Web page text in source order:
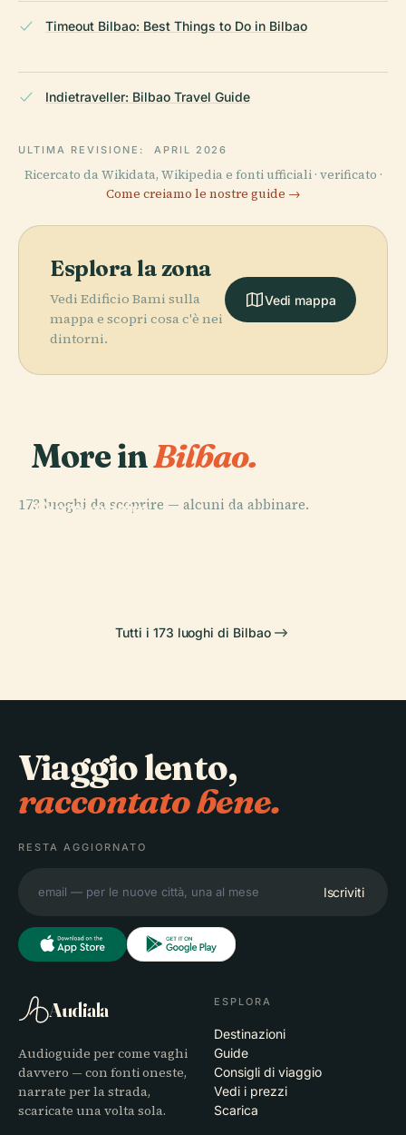
Timeout Bilbao: Best Things to Do in Bilbao
Indietraveller: Bilbao Travel Guide
ULTIMA REVISIONE: APRIL 2026
Ricercato da Wikidata, Wikipedia e fonti ufficiali · verificato ·
Come creiamo le nostre guide →
Esplora la zona
Vedi Edificio Bami sulla
mappa e scopri cosa c'è nei
dintorni.
Vedi mappa
More inBilbao.
173 luoghi da scoprire — alcuni da abbinare.
Guggenheim
PLACE
Tutti i 173 luoghi di Bilbao
Viaggio lento,
raccontato bene.
RESTA AGGIORNATO
Iscriviti
Audiala
Audioguide per come vaghi
davvero — con fonti oneste,
narrate per la strada,
scaricate una volta sola.
ESPLORA
Destinazioni
Guide
Consigli di viaggio
Vedi i prezzi
Scarica